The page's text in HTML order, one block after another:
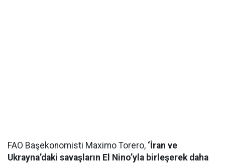
FAO Başekonomisti Maximo Torero, ‘İran ve
Ukrayna’daki savaşların El Nino’yla birleşerek daha